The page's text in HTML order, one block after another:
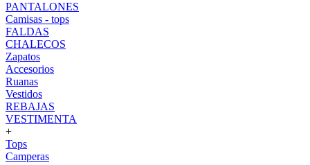
PANTALONES
Camisas - tops
FALDAS
CHALECOS
Zapatos
Accesorios
Ruanas
Vestidos
REBAJAS
VESTIMENTA
+
Tops
Camperas